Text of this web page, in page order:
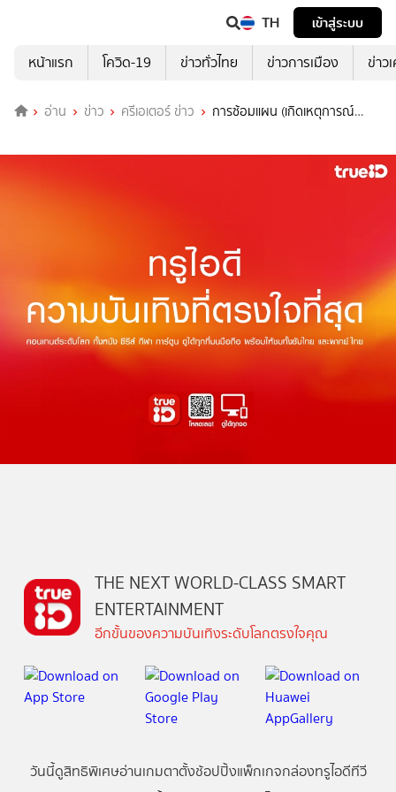
TH
เข้าสู่ระบบ
หน้าแรก
โควิด-19 ข่าวทั่วไทย ข่าวการเมือง ข่าว
อ่าน ข่าว ครีเอเตอร์ ข่าว
การซ้อมแผน (เกิดเหตุการณ์
THE NEXT WORLD-CLASS SMART
ENTERTAINMENT
อีกขั้นของความบันเทิงระดับโลกตรงใจคุณ
วันนี้ดูสิทธิพิเศษอ่านเกมตาตั้งช้อปปิ้งแพ็กเกจกล่องทรูไอดีทีวี